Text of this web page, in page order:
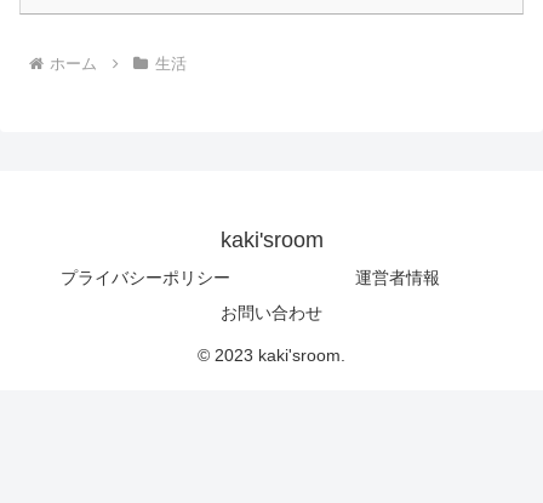
ホーム 生活
kaki'sroom
プライバシーポリシー
運営者情報
お問い合わせ
© 2023 kaki'sroom.